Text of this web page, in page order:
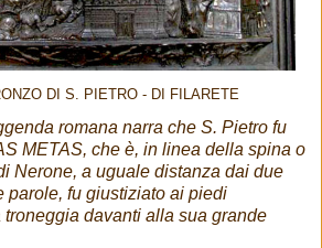
DI S. PIETRO - DI FILARETE
romana narra che S. Pietro fu
METAS, che è, in linea della spina o
Nerone, a uguale distanza dai due
parole, fu giustiziato ai piedi
davanti alla sua grande